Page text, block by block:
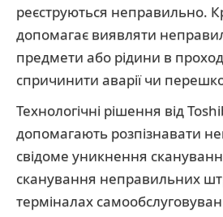
реєструються неправильно.
допомагає виявляти
предмети або рідини в
спричинити аварії чи
Технологічні рішення від
допомагають розпізнавати
свідоме уникнення
сканування неправильних
терміналах